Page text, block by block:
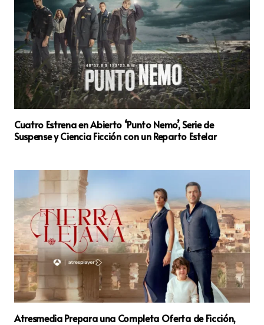
Cuatro Estrena en Abierto ‘Punto Nemo’, Serie de
Suspense y Ciencia Ficción con un Reparto Estelar
Atresmedia Prepara una Completa Oferta de Ficción,